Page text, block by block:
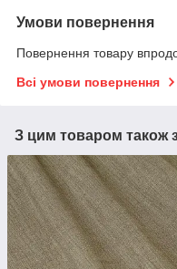
Умови повернення
Повернення товару
Всі умови повернення
З цим товаром також